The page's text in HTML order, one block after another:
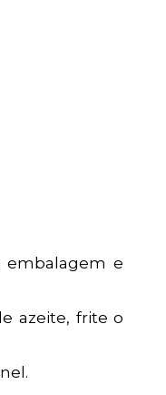
embalagem e
azeite, frite o